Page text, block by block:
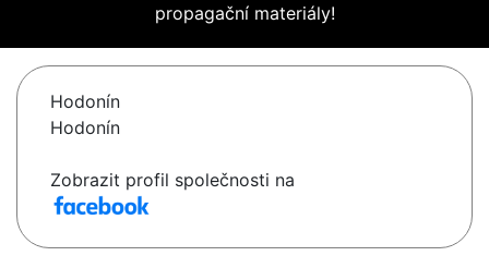
propagační materiály!
Hodonín
Hodonín
Zobrazit profil společnosti na